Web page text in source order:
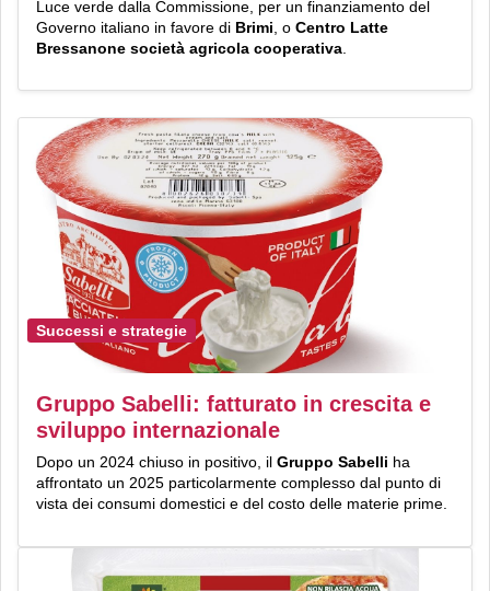
Luce verde dalla Commissione, per un finanziamento del
Governo italiano in favore di Brimi , o Centro Latte
Bressanone società agricola cooperativa
Successi e strategie
Gruppo Sabelli: fatturato in crescita e
sviluppo internazionale
Dopo un 2024 chiuso in positivo, il Gruppo Sabelli ha
affrontato un 2025 particolarmente complesso dal punto di
vista dei consumi domestici e del costo delle materie prime.